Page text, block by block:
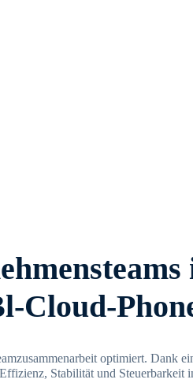
Cloud-
optimiert. Dank
Stabilität und Steuerbarkeit